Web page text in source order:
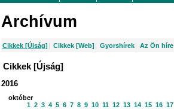
Archívum
Cikkek [Újság] | Cikkek [Web] | Gyorshírek| Az Ön híre
Cikkek [Újság]
2016
október
1 2 3 4 5 6 7 8 9 10 11 12 13 14 15 16 17